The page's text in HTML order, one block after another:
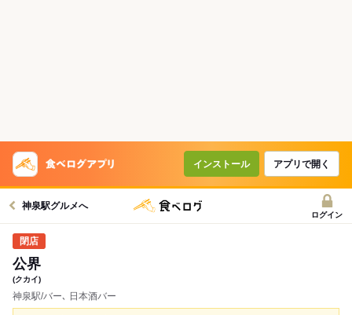
インストール アプリで開く
神泉駅グルメへ
ログイン
公界
(クカイ)
神泉駅/バー､ 日本酒バー